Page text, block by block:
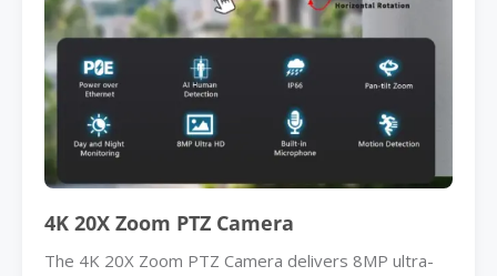
4K 20X Zoom PTZ Camera
The 4K 20X Zoom PTZ Camera delivers 8MP ultra-